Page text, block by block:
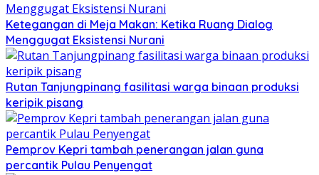
Ketegangan di Meja Makan: Ketika Ruang Dialog
Menggugat Eksistensi Nurani
Rutan Tanjungpinang fasilitasi warga binaan produksi
keripik pisang
Pemprov Kepri tambah penerangan jalan guna
percantik Pulau Penyengat